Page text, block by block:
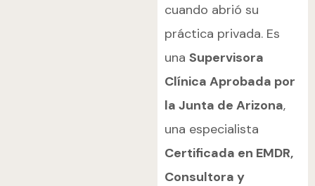
cuando abrió su
práctica privada. Es
una Supervisora
Clínica Aprobada por
la Junta de Arizona,
una especialista
Certificada en EMDR,
Consultora y